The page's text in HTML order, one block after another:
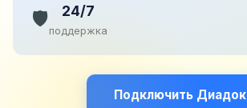
🛡️ 24/7
поддержка
Подключить Диадок